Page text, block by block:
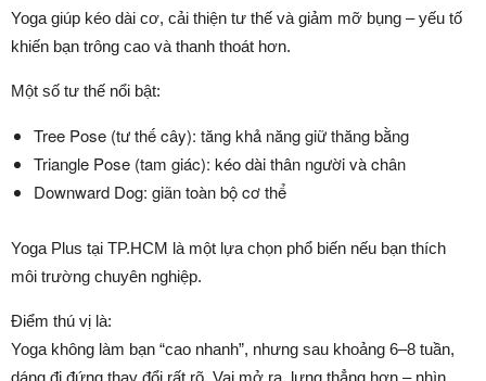
Yoga giúp kéo dài cơ, cải thiện tư thế và giảm mỡ bụng – yếu tố
khiến bạn trông cao và thanh thoát hơn.
Một số tư thế nổi bật:
Tree Pose (tư thế cây): tăng khả năng giữ thăng bằng
Triangle Pose (tam giác): kéo dài thân người và chân
Downward Dog: giãn toàn bộ cơ thể
Yoga Plus tại TP.HCM là một lựa chọn phổ biến nếu bạn thích
môi trường chuyên nghiệp.
Điểm thú vị là:
Yoga không làm bạn “cao nhanh”, nhưng sau khoảng 6–8 tuần,
dáng đi đứng thay đổi rất rõ. Vai mở ra, lưng thẳng hơn – nhìn